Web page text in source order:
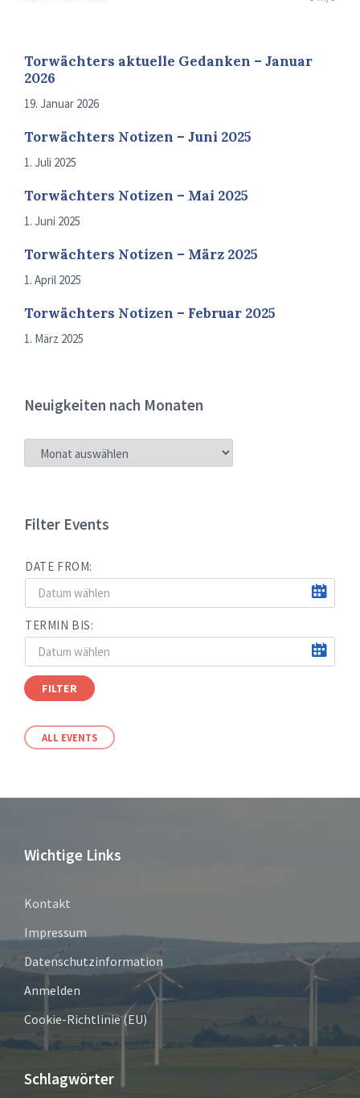
Torwächters aktuelle Gedanken – Januar
2026
19. Januar 2026
Torwächters Notizen – Juni 2025
1. Juli 2025
Torwächters Notizen – Mai 2025
1. Juni 2025
Torwächters Notizen – März 2025
1. April 2025
Torwächters Notizen – Februar 2025
1. März 2025
Neuigkeiten nach Monaten
NEUIGKEITEN
NACH
Filter Events
DATE FROM:
TERMIN BIS:
FILTER
ALL EVENTS
Wichtige Links
Kontakt
Impressum
Datenschutzinformation
Anmelden
Cookie-Richtlinie (EU)
Schlagwörter